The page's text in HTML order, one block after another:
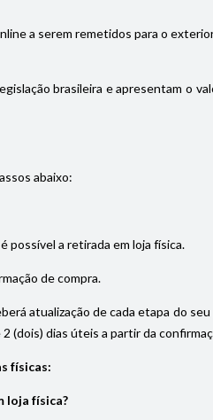
a serem remetidos para o
brasileira e apresentam o
abaixo:
possível a retirada em loja física.
de compra.
atualização de cada etapa do
(dois) dias úteis a partir da
físicas:
loja física?